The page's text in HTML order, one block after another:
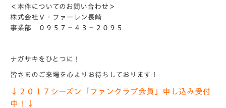
＜本件についてのお問い合わせ＞
株式会社Ｖ・ファーレン長崎
事業部 ０９５７－４３－２０９５
ナガサキをひとつに！
皆さまのご来場を心よりお待ちしております！
↓２０１７シーズン「ファンクラブ会員」申し込み受付
中！↓